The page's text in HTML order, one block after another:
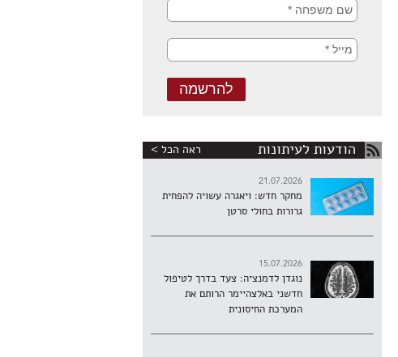
הודעות לעיתונות ראה הכל >
21.07.2026
מחקר חדש: ויאגרה עשויה להפחית
גרורות בחולי סרטן
15.07.2026
נוגדן לדמנציה: צעד בדרך לטיפול
חדשני באלצהיימר הרותם את
המערכת החיסונית